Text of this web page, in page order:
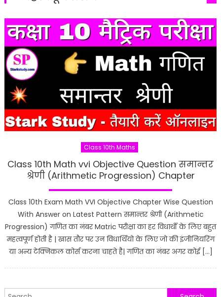
Class 10th Maths
Class 10th Math vvi Objective Question समान्तर
श्रेणी (Arithmetic Progression) Chapter
Class 10th Exam Math VVI Objective Chapter Wise Question
With Answer on Latest Pattern समान्तर श्रेणी (Arithmetic
Progression) गणित का नंबर Matric परीक्षा का हर विधार्थी के लिए बहुत
महत्वपूर्ण होती है | खास तौर पर उन विधार्थियो के लिए जो की इंजीनियरिंग
या अन्य टेक्निकल कोर्स करना चाहते है| गणित का नंबर अगर कोई […]
Search